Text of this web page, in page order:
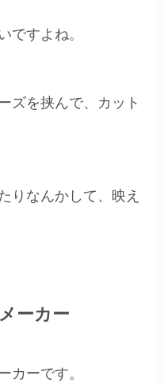
ですよね。
ズを挟んで、カット
りなんかして、映え
ーカー
カーです。